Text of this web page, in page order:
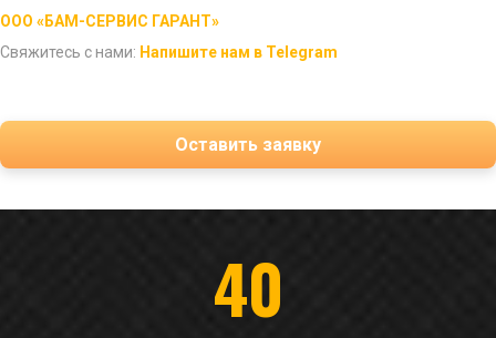
ООО «БАМ-СЕРВИС ГАРАНТ»
Свяжитесь с нами: Напишите нам в Telegram
Оставить заявку
40